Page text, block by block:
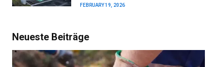
FEBRUARY 19, 2026
Neueste Beiträge